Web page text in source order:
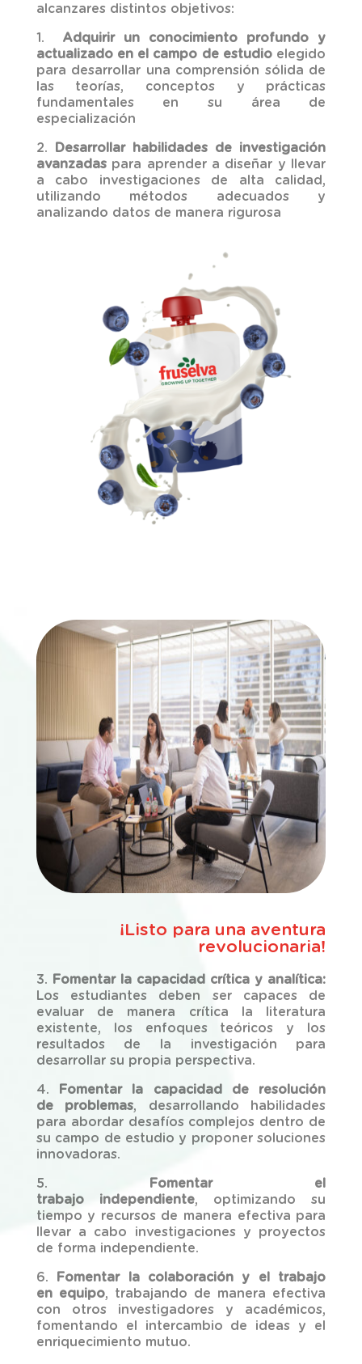
alcanzares distintos objetivos:
1. Adquirir un conocimiento profundo y
actualizado en el campo de estudioelegido
para desarrollar una comprensión sólida de
las teorías, conceptos y prácticas
fundamentales en su área de
especialización
2.
Desarrollar habilidades de investigación
avanzadaspara aprender a diseñar y llevar
a cabo investigaciones de alta calidad,
utilizando métodos adecuados y
analizando datos de manera rigurosa
¡Listo para una aventura
revolucionaria!
3. Fomentar la capacidad crítica y analítica:
Los estudiantes deben ser capaces de
evaluar de manera crítica la literatura
existente, los enfoques teóricos y los
resultados de la investigación para
desarrollar su propia perspectiva.
4. Fomentar la capacidad de resolución
de problemas, desarrollando habilidades
para abordar desafíos complejos dentro de
su campo de estudio y proponer soluciones
innovadoras.
5. Fomentar el
trabajo independiente, optimizando su
tiempo y recursos de manera efectiva para
llevar a cabo investigaciones y proyectos
de forma independiente.
6. Fomentar la colaboración y el trabajo
en equipo, trabajando de manera efectiva
con otros investigadores y académicos,
fomentando el intercambio de ideas y el
enriquecimiento mutuo.